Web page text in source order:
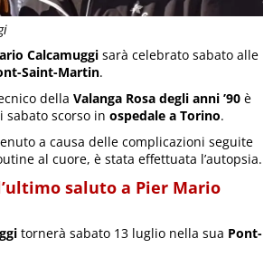
Calcamuggi sarà celebrato sabato alle
Saint-Martin.
dellaValanga Rosa degli anni ’90 è
sabato scorso inospedale a Torino.
a causa delle complicazioni seguite
al cuore, è stata effettuata l’autopsia.
saluto a Pier Mario
tornerà sabato 13 luglio nella sua Pont-